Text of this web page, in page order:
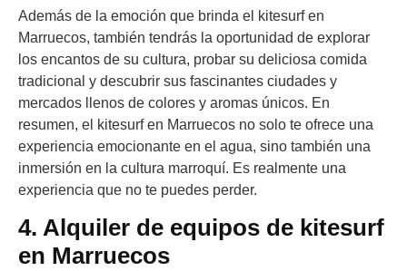
Además de la emoción que brinda el kitesurf en
Marruecos, también tendrás la oportunidad de explorar
los encantos de su cultura, probar su deliciosa comida
tradicional y descubrir sus fascinantes ciudades y
mercados llenos de colores y aromas únicos. En
resumen, el kitesurf en Marruecos no solo te ofrece una
experiencia emocionante en el agua, sino también una
inmersión en la cultura marroquí. Es realmente una
experiencia que no te puedes perder.
4. Alquiler de equipos de kitesurf
en Marruecos